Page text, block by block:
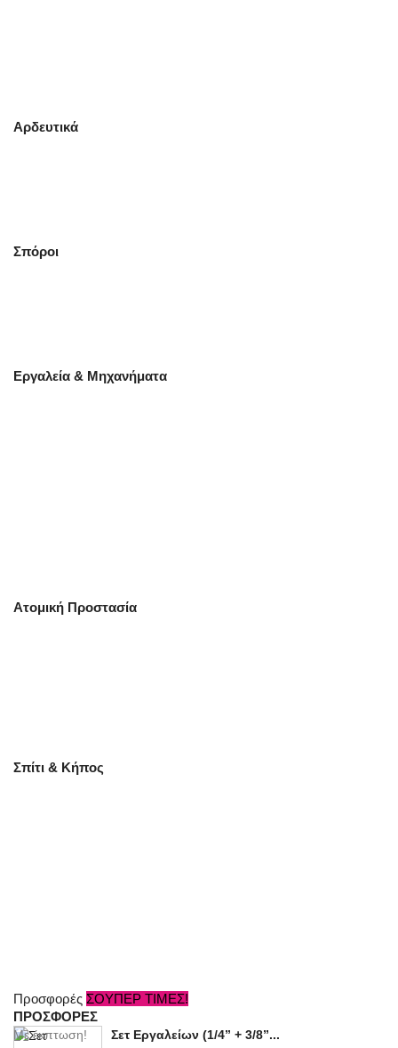
Αρδευτικά
Σπόροι
Εργαλεία & Μηχανήματα
Ατομική Προστασία
Σπίτι & Κήπος
Προσφορές ΣΟΥΠΕΡ ΤΙΜΕΣ!
ΠΡΟΣΦΟΡΕΣ
Σετ Εργαλείων (1/4” + 3/8”...
Με έκπτωση!